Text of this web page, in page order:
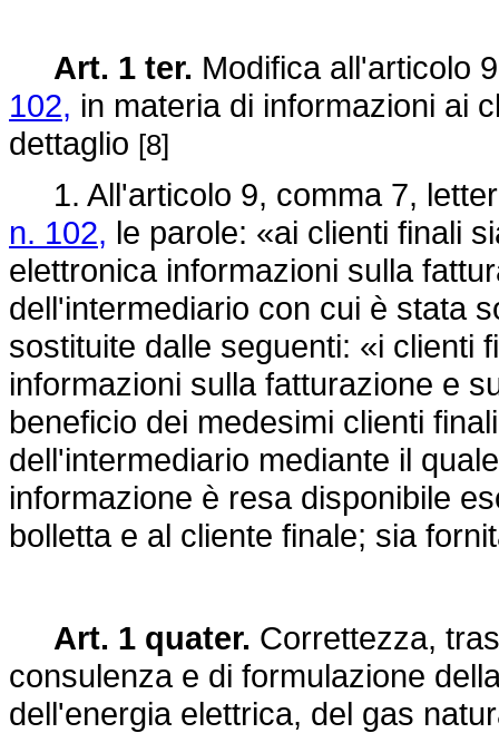
Art. 1 ter. Modifica all'articolo
102, in materia di informazioni ai
dettaglio [8]
1. All'articolo 9, comma 7,
n. 102, le parole: «ai clienti finali
elettronica informazioni sulla
dell'intermediario con cui è stata
sostituite dalle seguenti: «i clienti
informazioni sulla fatturazione e
beneficio dei medesimi clienti
dell'intermediario mediante il
informazione è resa disponibile
bolletta e al cliente finale; sia
Art. 1 quater. Correttezza,
consulenza e di formulazione
dell'energia elettrica, del gas